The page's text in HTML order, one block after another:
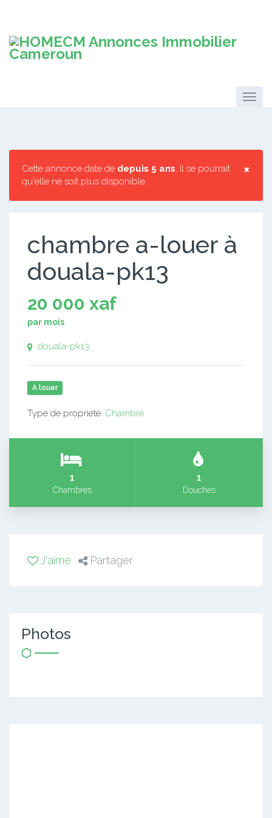
×
Cette annonce date de depuis 5 ans, il se pourrait
qu'elle ne soit plus disponible.
chambre a-louer à
douala-pk13
20 000 xaf
par mois
douala-pk13
A louer
Type de propriété: Chambre
1
Chambres
1
Douches
J'aime Partager
Photos